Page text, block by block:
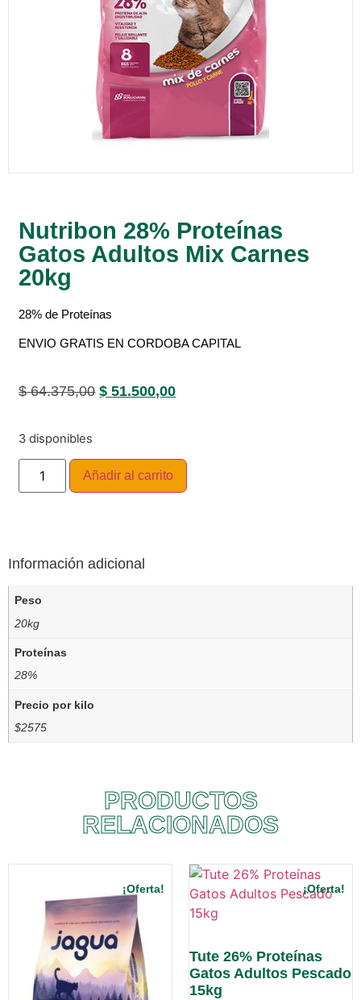
Nutribon 28% Proteínas
Gatos Adultos Mix Carnes
20kg
28% de Proteínas
ENVIO GRATIS EN CORDOBA CAPITAL
$64.375,00 $ 51.500,00
3 disponibles
Añadir al carrito
Información adicional
Peso
20kg
Proteínas
28%
Precio por kilo
$2575
PRODUCTOS
RELACIONADOS
¡Oferta! ¡Oferta!
Tute 26% Proteínas
Gatos Adultos Pescado
15kg